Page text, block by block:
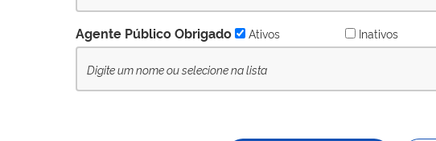
Agente Público Obrigado Ativos Inativos